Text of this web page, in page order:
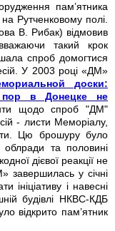
пам’ятника
Рутченковому полі.
В. Рибак) відмовив
такий крок
спроб домогтися
У 2003 році «ДМ»
доски:
в Донецке не
щодо спроб "ДМ"
- листи Меморіалу,
Цю брошуру було
облради та половині
дієвої реакції не
завершилась у січні
ініціативу і навесні
будівлі НКВС-КДБ
відкрито пам’ятник